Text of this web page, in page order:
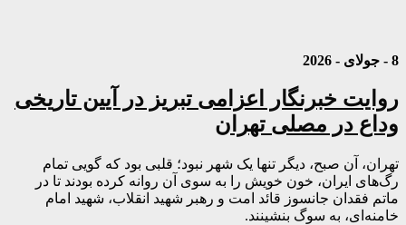
8 - جولای - 2026
روایت خبرنگار اعزامی تبریز در آیین تاریخی
وداع در مصلی تهران
تهران، آن صبح، دیگر تنها یک شهر نبود؛ قلبی بود که گویی تمام
رگ‌های ایران، خون خویش را به سوی آن روانه کرده بودند تا در
ماتم فقدان جانسوز قائد امت و رهبر شهید انقلاب، شهید امام
خامنه‌ای، به سوگ بنشینند.